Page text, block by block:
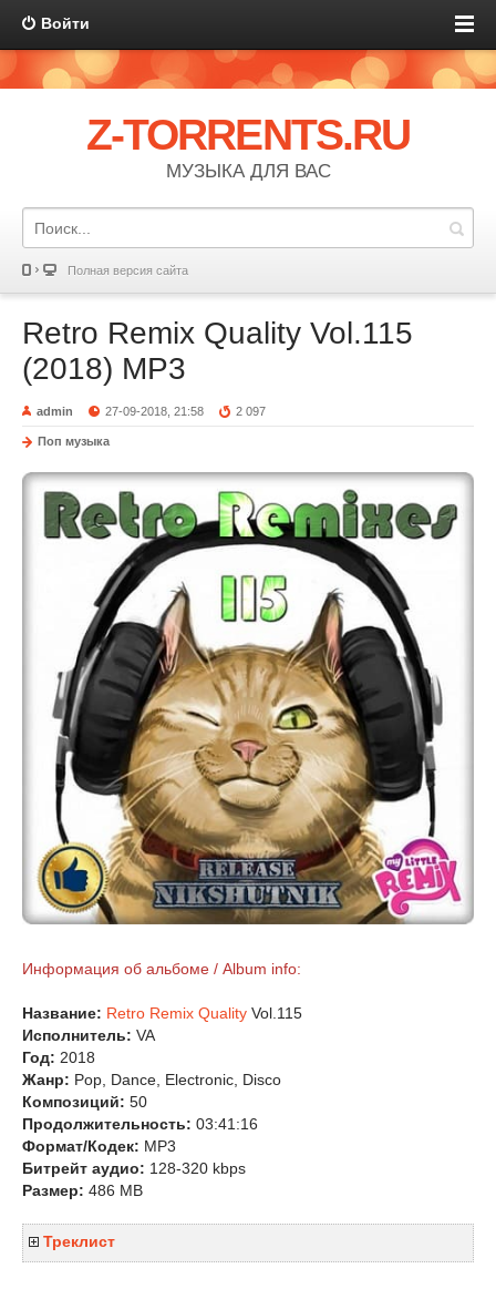
Войти
Z-TORRENTS.RU
МУЗЫКА ДЛЯ ВАС
Полная версия сайта
Retro Remix Quality Vol.115
(2018) MP3
admin 27-09-2018, 21:58 2 097
Поп музыка
Информация об альбоме / Album info:
Название: Retro Remix Quality Vol.115
Исполнитель: VA
Год: 2018
Жанр: Pop, Dance, Electronic, Disco
Композиций: 50
Продолжительность: 03:41:16
Формат/Кодек: MP3
Битрейт аудио: 128-320 kbps
Размер: 486 MB
Треклист